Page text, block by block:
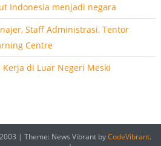
Indonesia menjadi negara
Staff Administrasi, Tentor
Centre
Kerja di Luar Negeri Meski
| Theme: News Vibrant byCodeVibrant.